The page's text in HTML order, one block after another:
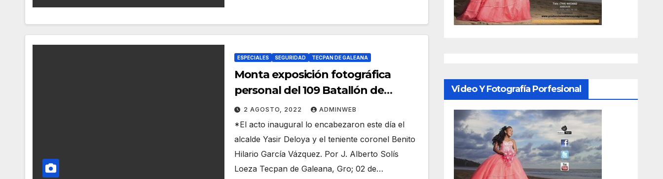
ESPECIALES SEGURIDAD TECPAN DE GALEANA
Monta exposición fotográfica
personal del 109 Batallón de
Infantería en zócalo de Tecpan
2 AGOSTO, 2022 ADMINWEB
*El acto inaugural lo encabezaron este día el
alcalde Yasir Deloya y el teniente coronel Benito
Hilario García Vázquez. Por J. Alberto Solís
Loeza Tecpan de Galeana, Gro; 02 de…
Video Y Fotografía Porfesional